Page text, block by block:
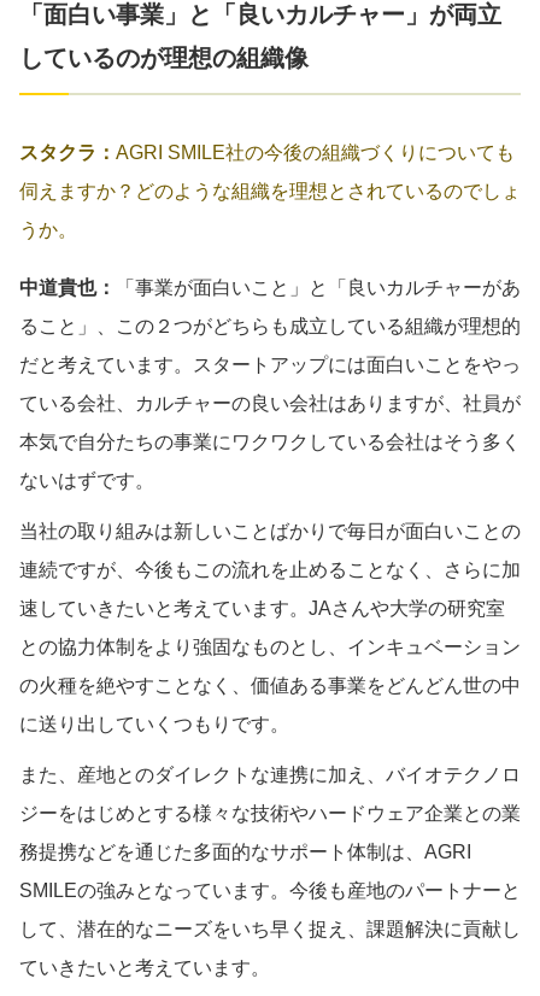
「面白い事業」と「良いカルチャー」が両立
しているのが理想の組織像
スタクラ： AGRI SMILE社の今後の組織づくりについても
伺えますか？どのような組織を理想とされているのでしょ
うか。
中道貴也：
「事業が面白いこと」と「良いカルチャーがあ
ること」、この２つがどちらも成立している組織が理想的
だと考えています。スタートアップには面白いことをやっ
ている会社、カルチャーの良い会社はありますが、社員が
本気で自分たちの事業にワクワクしている会社はそう多く
ないはずです。
当社の取り組みは新しいことばかりで毎日が面白いことの
連続ですが、今後もこの流れを止めることなく、さらに加
速していきたいと考えています。JAさんや大学の研究室
との協力体制をより強固なものとし、インキュベーション
の火種を絶やすことなく、価値ある事業をどんどん世の中
に送り出していくつもりです。
また、産地とのダイレクトな連携に加え、バイオテクノロ
ジーをはじめとする様々な技術やハードウェア企業との業
務提携などを通じた多面的なサポート体制は、AGRI
SMILEの強みとなっています。今後も産地のパートナーと
して、潜在的なニーズをいち早く捉え、課題解決に貢献し
ていきたいと考えています。